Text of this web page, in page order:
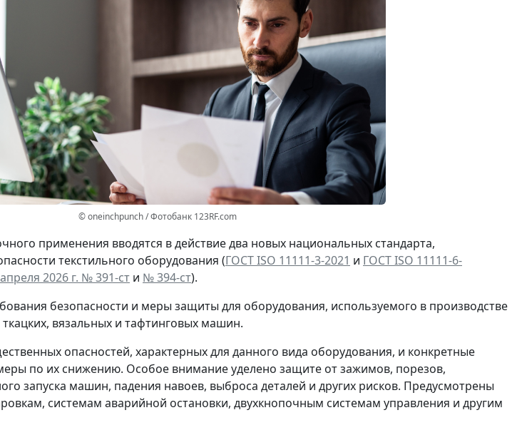
© oneinchpunch / Фотобанк 123RF.com
применения вводятся в действие два новых национальных стандарта,
текстильного оборудования (ГОСТ ISО 11111-3-2021 и ГОСТ ISО 11111-6-
2026 г. № 391-ст и № 394-ст).
безопасности и меры защиты для оборудования, используемого в производстве
вязальных и тафтинговых машин.
опасностей, характерных для данного вида оборудования, и конкретные
по их снижению. Особое внимание уделено защите от зажимов, порезов,
запуска машин, падения навоев, выброса деталей и других рисков. Предусмотрены
системам аварийной остановки, двухкнопочным системам управления и другим